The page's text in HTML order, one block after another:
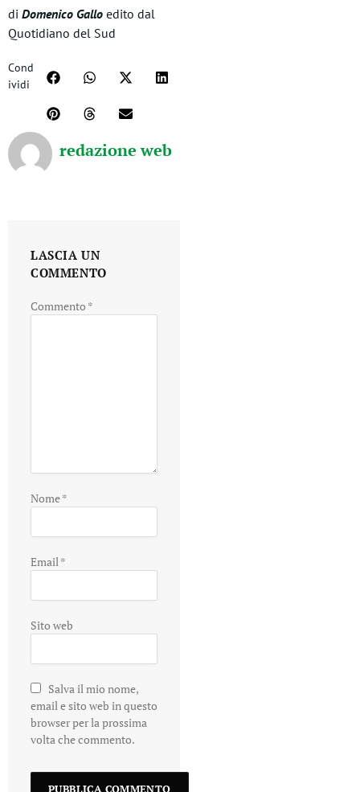
di Domenico Gallo edito dal
Quotidiano del Sud
Cond
ividi
redazione web
LASCIA UN
COMMENTO
Commento *
Nome*
Email*
Sito web
Salva il mio nome,
email e sito web in questo
browser per la prossima
volta che commento.